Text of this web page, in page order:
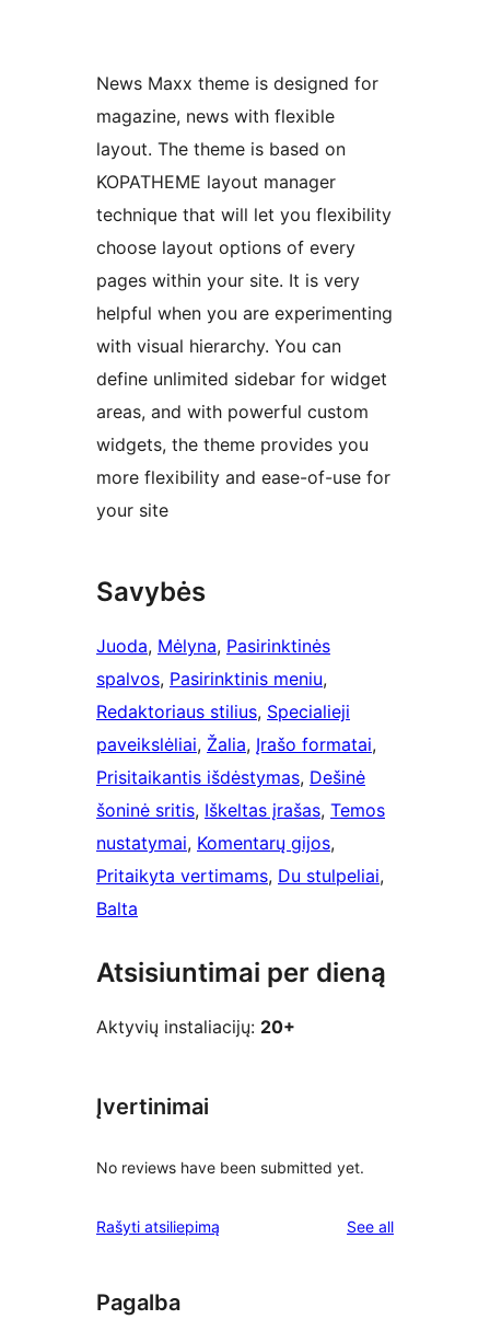
News Maxx theme is designed for
magazine, news with flexible
layout. The theme is based on
KOPATHEME layout manager
technique that will let you flexibility
choose layout options of every
pages within your site. It is very
helpful when you are experimenting
with visual hierarchy. You can
define unlimited sidebar for widget
areas, and with powerful custom
widgets, the theme provides you
more flexibility and ease-of-use for
your site
Savybės
Juoda, Mėlyna, Pasirinktinės
spalvos, Pasirinktinis meniu
Redaktoriaus stilius, Specialieji
paveikslėliai, Žalia, Įrašo formatai
Prisitaikantis išdėstymas, Dešinė
šoninė sritis, Iškeltas įrašas, Temos
nustatymai, Komentarų gijos
Pritaikyta vertimams, Du stulpeliai
Balta
Atsisiuntimai per dieną
Aktyvių instaliacijų: 20+
Įvertinimai
No reviews have been submitted yet.
Rašyti atsiliepimą See allreviews
Pagalba